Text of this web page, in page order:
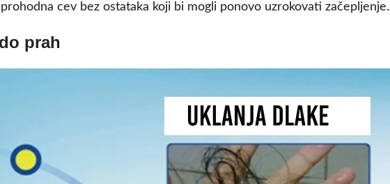
cev bez ostataka koji bi mogli ponovo uzrokovati začepljenje.
prah